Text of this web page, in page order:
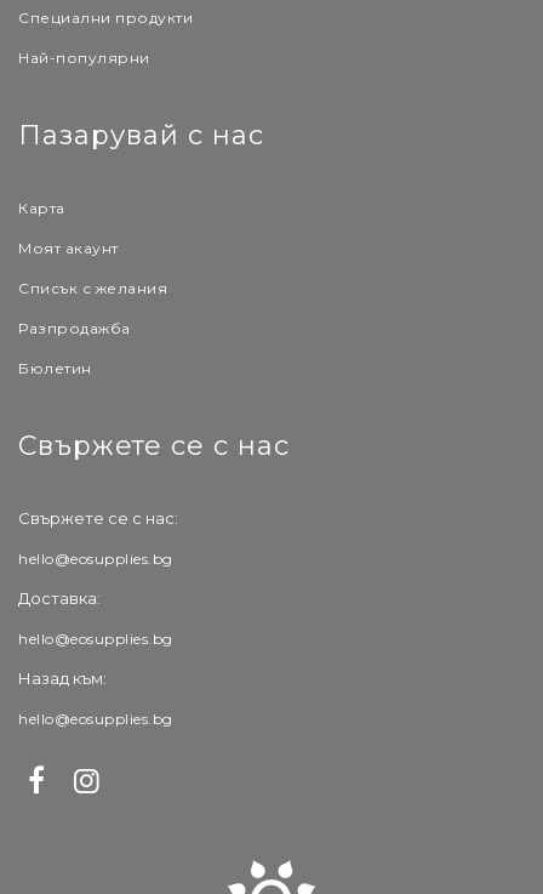
Специални продукти
Най-популярни
Пазарувай с нас
Карта
Моят акаунт
Списък с желания
Разпродажба
Бюлетин
Свържете се с нас
Свържете се с нас:
hello@eosupplies.bg
Доставка:
hello@eosupplies.bg
Назад към:
hello@eosupplies.bg